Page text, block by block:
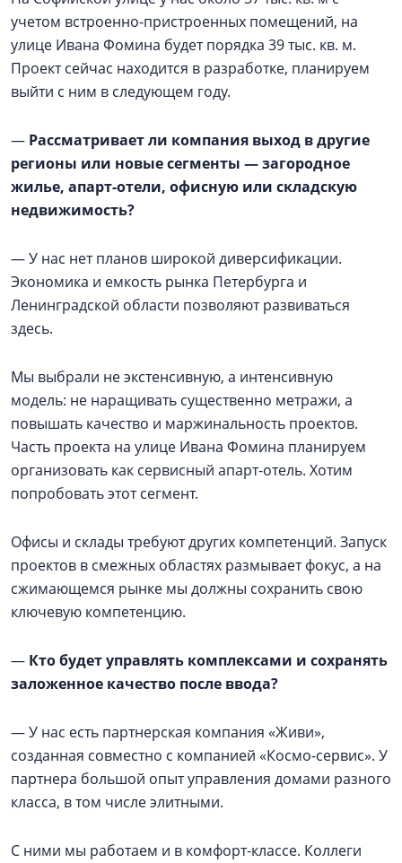
учетом встроенно-пристроенных помещений, на
улице Ивана Фомина будет порядка 39 тыс. кв. м.
Проект сейчас находится в разработке, планируем
выйти с ним в следующем году.
— Рассматривает ли компания выход в другие
регионы или новые сегменты — загородное
жилье, апарт-отели, офисную или складскую
недвижимость?
— У нас нет планов широкой диверсификации.
Экономика и емкость рынка Петербурга и
Ленинградской области позволяют развиваться
здесь.
Мы выбрали не экстенсивную, а интенсивную
модель: не наращивать существенно метражи, а
повышать качество и маржинальность проектов.
Часть проекта на улице Ивана Фомина планируем
организовать как сервисный апарт-отель. Хотим
попробовать этот сегмент.
Офисы и склады требуют других компетенций. Запуск
проектов в смежных областях размывает фокус, а на
сжимающемся рынке мы должны сохранить свою
ключевую компетенцию.
— Кто будет управлять комплексами и сохранять
заложенное качество после ввода?
— У нас есть партнерская компания «Живи»,
созданная совместно с компанией «Космо-сервис». У
партнера большой опыт управления домами разного
класса, в том числе элитными.
С ними мы работаем и в комфорт-классе. Коллеги